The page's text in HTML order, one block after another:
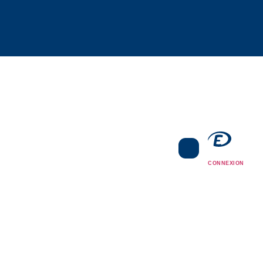
CONNEXION